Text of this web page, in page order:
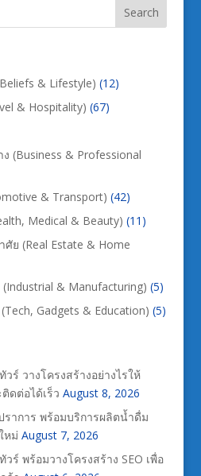
& Lifestyle) (12)
& Hospitality) (67)
(Business & Professional
& Transport) (42)
Medical & Beauty) (11)
ย (Real Estate & Home
& Manufacturing) (5)
Gadgets & Education) (5)
ร์ วางโครงสร้างอย่างไรให้
ดต่อได้เร็ว August 8, 2026
าการ พร้อมบริการผลิตน้ำดื่ม
หม่ August 7, 2026
ร์ พร้อมวางโครงสร้าง SEO เพื่อ